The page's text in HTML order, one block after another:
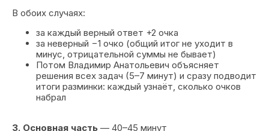
В обоих случаях:
за каждый верный ответ +2 очка
за неверный −1 очко (общий итог не уходит в
минус, отрицательной суммы не бывает)
Потом Владимир Анатольевич объясняет
решения всех задач (5–7 минут) и сразу подводит
итоги разминки: каждый узнаёт, сколько очков
набрал
3. Основная часть — 40–45 минут